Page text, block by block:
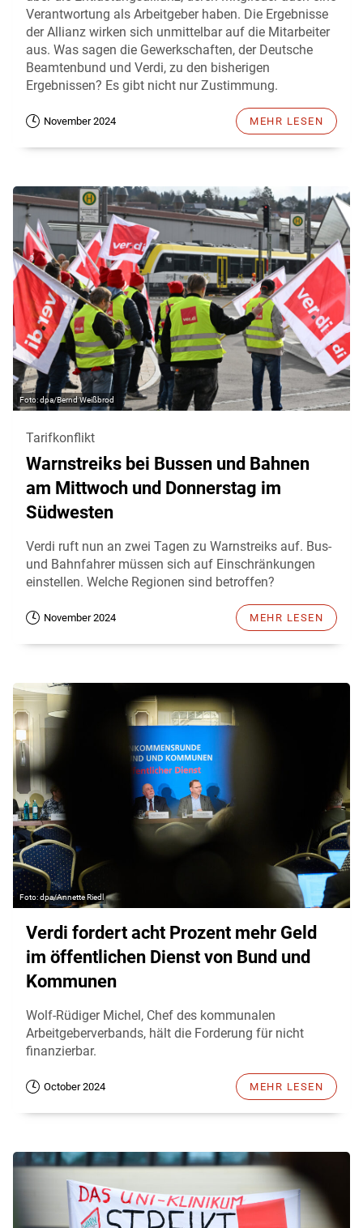
Verantwortung als Arbeitgeber haben. Die Ergebnisse
der Allianz wirken sich unmittelbar auf die Mitarbeiter
aus. Was sagen die Gewerkschaften, der Deutsche
Beamtenbund und Verdi, zu den bisherigen
Ergebnissen? Es gibt nicht nur Zustimmung.
November 2024 MEHR LESEN
dpa/Bernd Weißbrod
Tarifkonflikt
Warnstreiks bei Bussen und Bahnen
am Mittwoch und Donnerstag im
Südwesten
Verdi ruft nun an zwei Tagen zu Warnstreiks auf. Bus-
und Bahnfahrer müssen sich auf Einschränkungen
einstellen. Welche Regionen sind betroffen?
November 2024 MEHR LESEN
dpa/Annette Riedl
Verdi fordert acht Prozent mehr Geld
im öffentlichen Dienst von Bund und
Kommunen
Wolf-Rüdiger Michel, Chef des kommunalen
Arbeitgeberverbands, hält die Forderung für nicht
finanzierbar.
October 2024 MEHR LESEN